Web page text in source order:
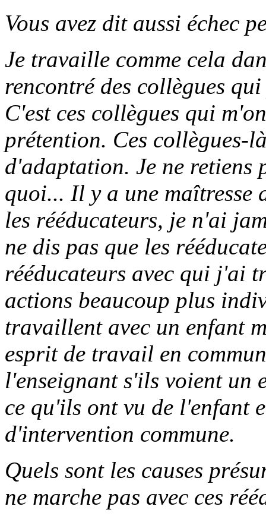
Vous avez dit aussi échec
Je travaille comme cela
rencontré des collègues
C'est ces collègues qui
prétention. Ces collègues-
d'adaptation. Je ne retiens
quoi... Il y a une maîtresse
les rééducateurs, je n'ai
ne dis pas que les
rééducateurs avec qui j'ai
actions beaucoup plus
travaillent avec un enfant
esprit de travail en
l'enseignant s'ils voient un
ce qu'ils ont vu de l'enfant
d'intervention commune.
Quels sont les causes
ne marche pas avec ces